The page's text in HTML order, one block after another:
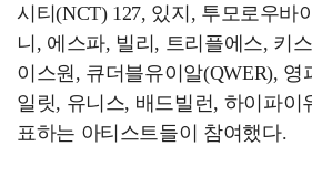
시티(NCT) 127, 있지, 투모로우바
니, 에스파, 빌리, 트리플에스, 키
이스원, 큐더블유이알(QWER), 영
일릿, 유니스, 배드빌런, 하이파이
표하는 아티스트들이 참여했다.